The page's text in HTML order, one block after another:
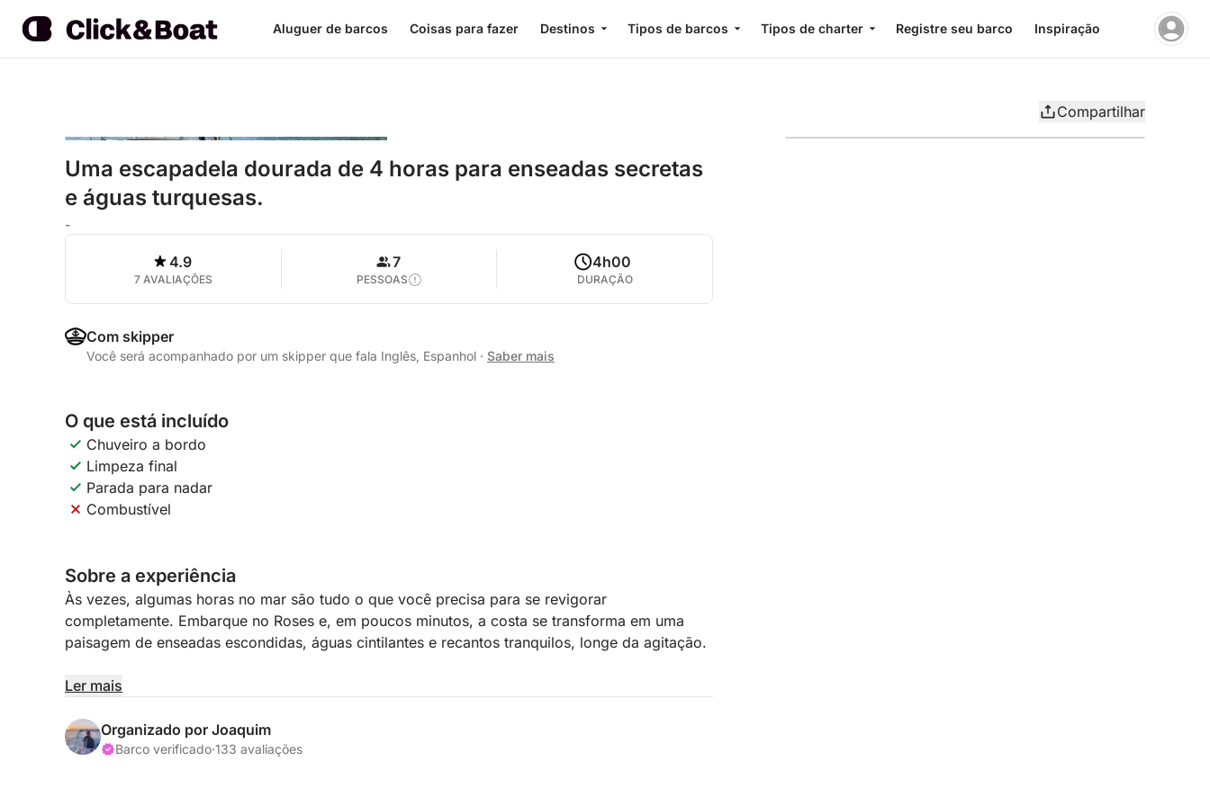
Aluguer de barcos Coisas para fazer Destinos Tipos de barcos Tipos de charter Registre seu barco Inspiração
Compartilhar
Uma escapadela dourada de 4 horas para enseadas secretas
e águas turquesas.
-
4.9
7 AVALIAÇÕES
7
PESSOAS
4h00
DURAÇÃO
Com skipper
Você será acompanhado por um skipper que fala Inglês, Espanhol · Saber mais
O que está incluído
Chuveiro a bordo
Limpeza final
Parada para nadar
Combustível
Sobre a experiência
Às vezes, algumas horas no mar são tudo o que você precisa para se revigorar
completamente. Embarque no Roses e, em poucos minutos, a costa se transforma em uma
paisagem de enseadas escondidas, águas cintilantes e recantos tranquilos, longe da agitação.
Esta experiência de meio dia foi criada para lhe proporcionar o melhor da Costa Brava:
vocês decidirão juntos o plano antes de partir, criando um itinerário personalizado que se
encaixa perfeitamente no seu tempo na água.
Ler mais
Organizado por Joaquim
Barco verificado·133 avaliações